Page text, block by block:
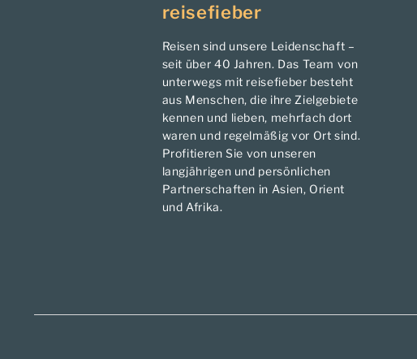
reisefieber
Reisen sind unsere Leidenschaft –
seit über 40 Jahren. Das Team von
unterwegs mit reisefieber besteht
aus Menschen, die ihre Zielgebiete
kennen und lieben, mehrfach dort
waren und regelmäßig vor Ort sind.
Profitieren Sie von unseren
langjährigen und persönlichen
Partnerschaften in Asien, Orient
und Afrika.